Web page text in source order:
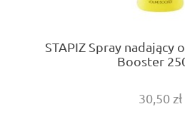
STAPIZ Spray nadający
Booster
30,50 zł